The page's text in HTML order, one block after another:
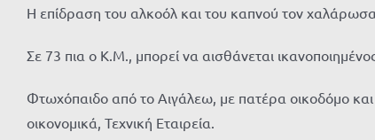
Η επίδραση του αλκοόλ και του καπνού τον
Σε 73 πια ο Κ.Μ., μπορεί να αισθάνεται
Φτωχόπαιδο από το Αιγάλεω, με πατέρα οικοδόμο
οικονομικά, Τεχνική Εταιρεία.